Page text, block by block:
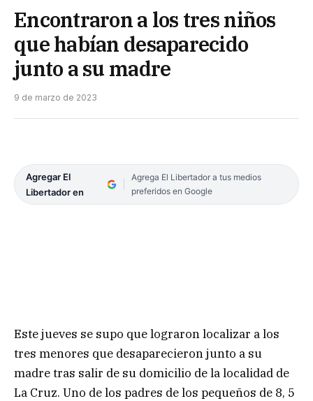
Encontraron a los tres niños
que habían desaparecido
junto a su madre
9 de marzo de 2023
Agregar El
Libertador en
Agrega El Libertador a tus medios
preferidos en Google
Este jueves se supo que lograron localizar a los
tres menores que desaparecieron junto a su
madre tras salir de su domicilio de la localidad de
La Cruz. Uno de los padres de los pequeños de 8, 5